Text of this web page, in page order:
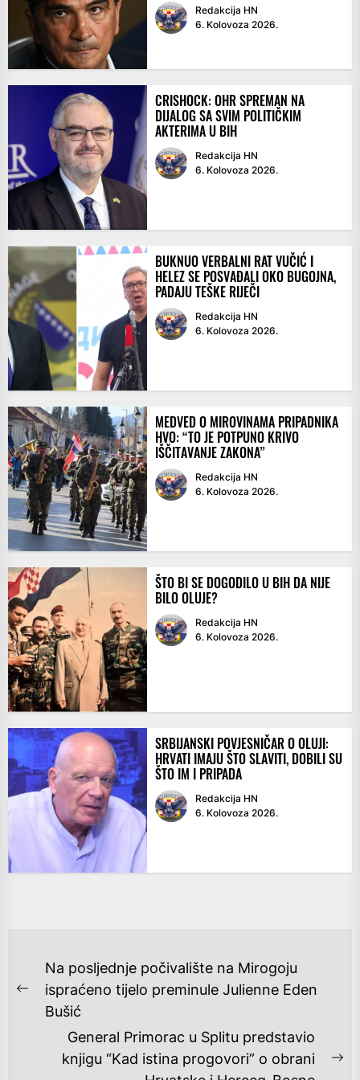
Redakcija HN
6. Kolovoza 2026.
CRISHOCK: OHR SPREMAN NA
DIJALOG SA SVIM POLITIČKIM
AKTERIMA U BIH
Redakcija HN
6. Kolovoza 2026.
BUKNUO VERBALNI RAT VUČIĆ I
HELEZ SE POSVAĐALI OKO BUGOJNA,
PADAJU TEŠKE RIJEČI
Redakcija HN
6. Kolovoza 2026.
MEDVED O MIROVINAMA PRIPADNIKA
HVO: “TO JE POTPUNO KRIVO
IŠČITAVANJE ZAKONA”
Redakcija HN
6. Kolovoza 2026.
ŠTO BI SE DOGODILO U BIH DA NIJE
BILO OLUJE?
Redakcija HN
6. Kolovoza 2026.
SRBIJANSKI POVJESNIČAR O OLUJI:
HRVATI IMAJU ŠTO SLAVITI, DOBILI SU
ŠTO IM I PRIPADA
Redakcija HN
6. Kolovoza 2026.
NAVIGACIJA
OBJAVA
Previous
post:
Na posljednje počivalište na Mirogoju
ispraćeno tijelo preminule Julienne Eden
Bušić
General Primorac u Splitu predstavio
knjigu “Kad istina progovori” o obrani